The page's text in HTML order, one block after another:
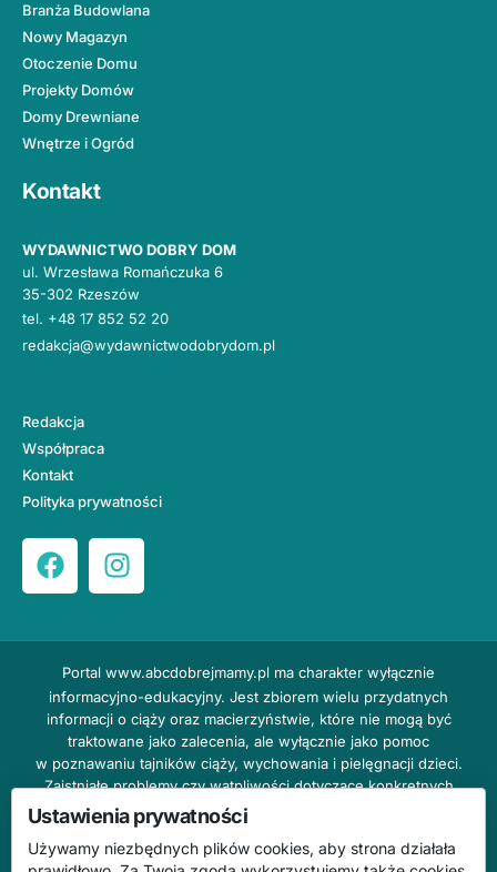
Branża Budowlana
Nowy Magazyn
Otoczenie Domu
Projekty Domów
Domy Drewniane
Wnętrze i Ogród
Kontakt
WYDAWNICTWO DOBRY DOM
ul. Wrzesława Romańczuka 6
35-302 Rzeszów
tel. +48 17 852 52 20
redakcja@wydawnictwodobrydom.pl
Redakcja
Współpraca
Kontakt
Polityka prywatności
Portal www.abcdobrejmamy.pl ma charakter wyłącznie
informacyjno-edukacyjny. Jest zbiorem wielu przydatnych
informacji o ciąży oraz macierzyństwie, które nie mogą być
traktowane jako zalecenia, ale wyłącznie jako pomoc
w poznawaniu tajników ciąży, wychowania i pielęgnacji dzieci.
Zaistniałe problemy czy wątpliwości dotyczące konkretnych
przypadków należy bezzwłocznie konsultować z prowadzącym
lekarzem ginekologiem lub innym stosownym specjalistą w danej
dziedzinie. DOBRY DOM nie odpowiada za treść reklam,
Ustawienia prywatności
Używamy niezbędnych plików cookies, aby strona działała